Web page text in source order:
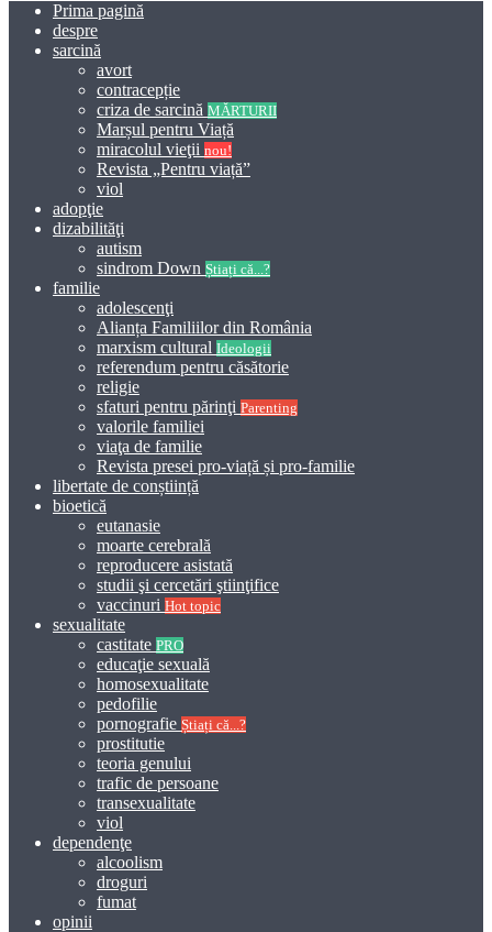
Prima pagină
despre
sarcină
avort
contracepție
criza de sarcină MĂRTURII
Marșul pentru Viață
miracolul vieţii nou!
Revista „Pentru viață”
viol
adopţie
dizabilităţi
autism
sindrom Down Știați că...?
familie
adolescenţi
Alianța Familiilor din România
marxism cultural Ideologii
referendum pentru căsătorie
religie
sfaturi pentru părinţi Parenting
valorile familiei
viaţa de familie
Revista presei pro-viață și pro-familie
libertate de conștiință
bioetică
eutanasie
moarte cerebrală
reproducere asistată
studii şi cercetări ştiinţifice
vaccinuri Hot topic
sexualitate
castitate PRO
educaţie sexuală
homosexualitate
pedofilie
pornografie Știați că...?
prostitutie
teoria genului
trafic de persoane
transexualitate
viol
dependenţe
alcoolism
droguri
fumat
opinii